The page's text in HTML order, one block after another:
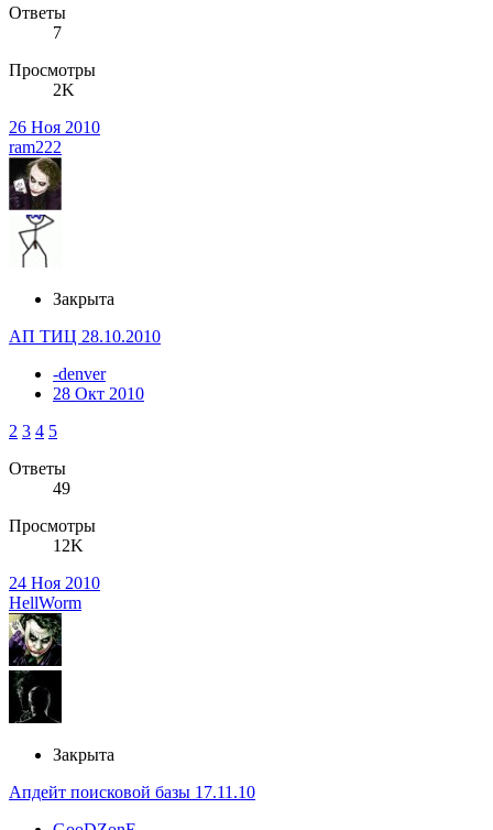
Ответы
7
Просмотры
2K
26 Ноя 2010
ram222
Закрыта
АП ТИЦ 28.10.2010
-denver
28 Окт 2010
2 3 4 5
Ответы
49
Просмотры
12K
24 Ноя 2010
HellWorm
Закрыта
Апдейт поисковой базы 17.11.10